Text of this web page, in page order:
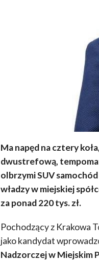
Ma napęd na cztery
dwustrefową,
olbrzymi SUV
władzy w miejskiej
za ponad 220 tys. zł.
Pochodzący z Krakowa
jako kandydat
Nadzorczej w Miejskim